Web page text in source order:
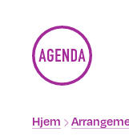
Brødsmulesti
Hjem